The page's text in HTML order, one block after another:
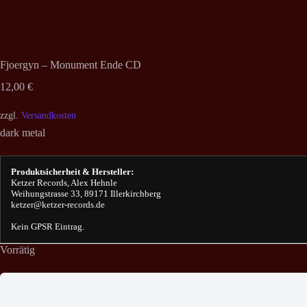
Fjoergyn – Monument Ende CD
12,00 €
zzgl. Versandkosten
dark metal
Produktsicherheit & Hersteller:
Ketzer Records, Alex Hehnle
Weihungstrasse 33, 89171 Illerkirchberg
ketzer@ketzer-records.de
Kein GPSR Eintrag.
Vorrätig